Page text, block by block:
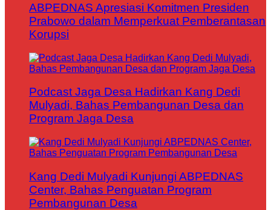
ABPEDNAS Apresiasi Komitmen Presiden
Prabowo dalam Memperkuat Pemberantasan
Korupsi
Podcast Jaga Desa Hadirkan Kang Dedi
Mulyadi, Bahas Pembangunan Desa dan
Program Jaga Desa
Kang Dedi Mulyadi Kunjungi ABPEDNAS
Center, Bahas Penguatan Program
Pembangunan Desa